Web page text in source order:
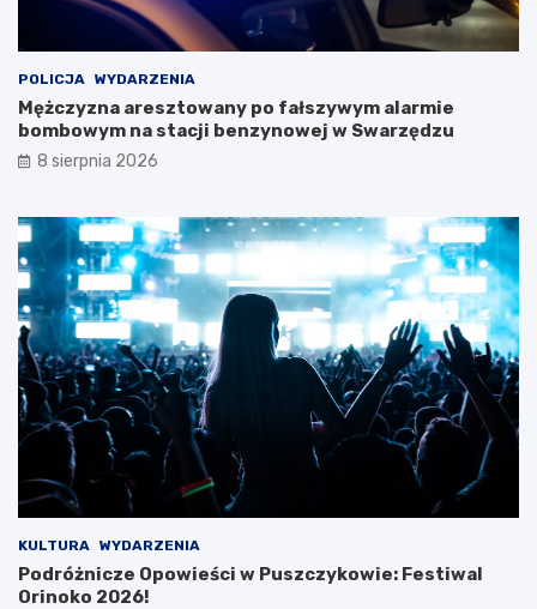
r
e
t
y
a
ł
e
j
D
a
m
y
!
T
i
R
p
c
z
a
s
w
y
j
ą
t
k
o
w
e
j
w
y
c
POLICJA WYDARZENIA
Mężczyzna aresztowany po fałszywym alarmie
bombowym na stacji benzynowej w Swarzędzu
8 sierpnia 2026
KULTURA WYDARZENIA
Podróżnicze Opowieści w Puszczykowie: Festiwal
Orinoko 2026!